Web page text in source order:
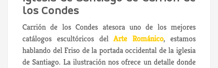
los Condes
Carrión de los Condes atesora uno de los mejores
catálogos escultóricos delArte Románico, estamos
hablando del Friso de la portada occidental de la iglesia
de Santiago. La ilustración nos ofrece un detalle donde